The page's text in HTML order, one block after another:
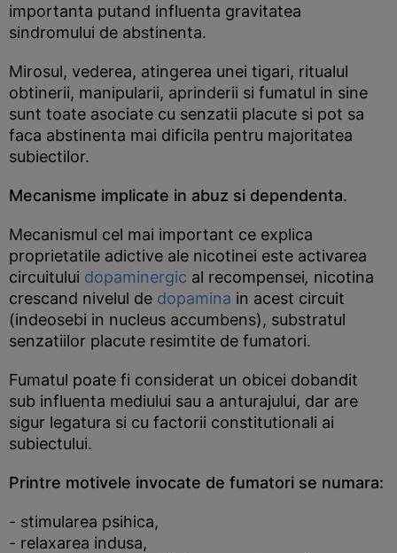
importanta putand influenta gravitatea
sindromului de abstinenta.
Mirosul, vederea, atingerea unei tigari, ritualul
obtinerii, manipularii, aprinderii si fumatul in sine
sunt toate asociate cu senzatii placute si pot sa
faca abstinenta mai dificila pentru majoritatea
subiectilor.
Mecanisme implicate in abuz si dependenta.
Mecanismul cel mai important ce explica
proprietatile adictive ale nicotinei este activarea
circuitului dopaminergic al recompensei, nicotina
crescand nivelul de dopamina in acest circuit
(indeosebi in nucleus accumbens), substratul
senzatiilor placute resimtite de fumatori.
Fumatul poate fi considerat un obicei dobandit
sub influenta mediului sau a anturajului, dar are
sigur legatura si cu factorii constitutionali ai
subiectului.
Printre motivele invocate de fumatori se numara:
- stimularea psihica,
- relaxarea indusa,